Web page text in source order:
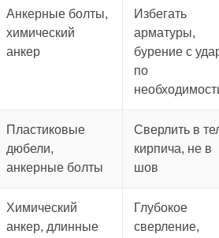
Анкерные болты,
химический
анкер
Избегать
арматуры,
бурение с
по
Пластиковые
дюбели,
анкерные болты
Сверлить в
кирпича, не в
шов
Химический
анкер, длинные
Глубокое
сверление,